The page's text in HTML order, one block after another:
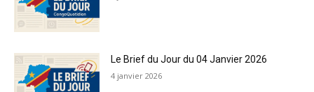
Le Brief du Jour du 04 Janvier 2026
4 janvier 2026